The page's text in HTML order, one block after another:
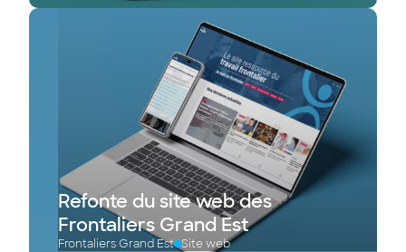
Refonte du site web des
Frontaliers Grand Est
Frontaliers Grand Est Site web